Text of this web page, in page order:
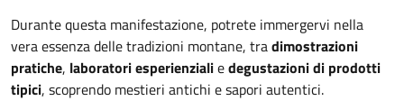
Durante questa manifestazione, potrete immergervi nella
vera essenza delle tradizioni montane, tradimostrazioni
pratiche, laboratori esperienzialiedegustazioni di prodotti
tipici, scoprendo mestieri antichi e sapori autentici.